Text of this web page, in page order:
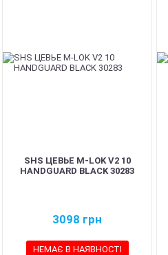
SHS ЦЕВЬЕ M-LOK V2 10
HANDGUARD BLACK 30283
3098 грн
НЕМАЄ В НАЯВНОСТІ